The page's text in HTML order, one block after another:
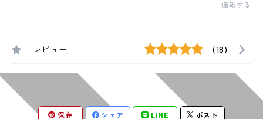
通報する
レビュー (18)
保存 シェア LINE ポスト